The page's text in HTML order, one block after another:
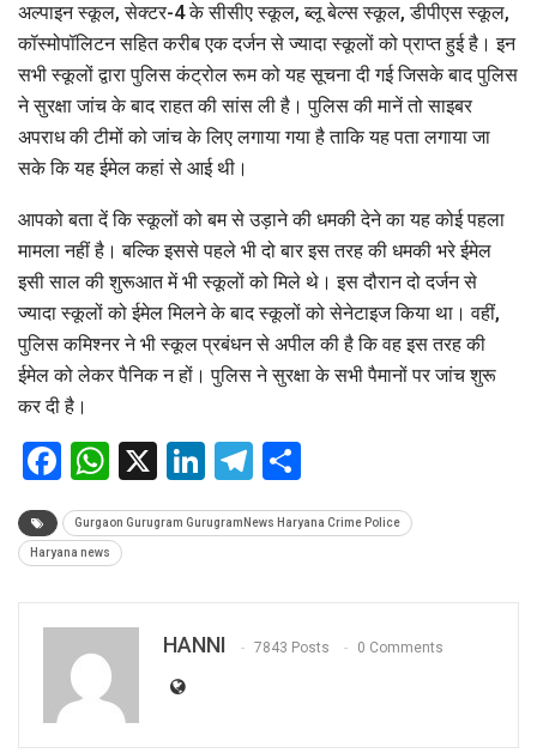
अल्पाइन स्कूल, सेक्टर-4 के सीसीए स्कूल, ब्लू बेल्स स्कूल, डीपीएस स्कूल,
कॉस्मोपॉलिटन सहित करीब एक दर्जन से ज्यादा स्कूलों को प्राप्त हुई है। इन
सभी स्कूलों द्वारा पुलिस कंट्रोल रूम को यह सूचना दी गई जिसके बाद पुलिस
ने सुरक्षा जांच के बाद राहत की सांस ली है। पुलिस की मानें तो साइबर
अपराध की टीमों को जांच के लिए लगाया गया है ताकि यह पता लगाया जा
सके कि यह ईमेल कहां से आई थी।
आपको बता दें कि स्कूलों को बम से उड़ाने की धमकी देने का यह कोई पहला
मामला नहीं है। बल्कि इससे पहले भी दो बार इस तरह की धमकी भरे ईमेल
इसी साल की शुरूआत में भी स्कूलों को मिले थे। इस दौरान दो दर्जन से
ज्यादा स्कूलों को ईमेल मिलने के बाद स्कूलों को सेनेटाइज किया था। वहीं,
पुलिस कमिश्नर ने भी स्कूल प्रबंधन से अपील की है कि वह इस तरह की
ईमेल को लेकर पैनिक न हों। पुलिस ने सुरक्षा के सभी पैमानों पर जांच शुरू
कर दी है।
Facebook
WhatsApp
X LinkedIn
Telegram
Gurgaon Gurugram GurugramNews Haryana Crime Police
Haryana news
HANNI 7843 Posts 0 Comments